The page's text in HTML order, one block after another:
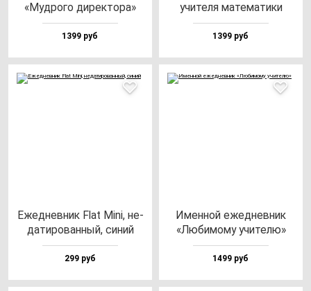
«Муд­ро­го ди­рек­то­ра»
1399 руб
учи­те­ля ма­те­ма­ти­ки
1399 руб
Ежед­нев­ник Flat Mini, не­
да­ти­ро­ван­ный, си­ний
299 руб
Имен­ной ежед­нев­ник
«Люби­мо­му учи­те­лю»
1499 руб